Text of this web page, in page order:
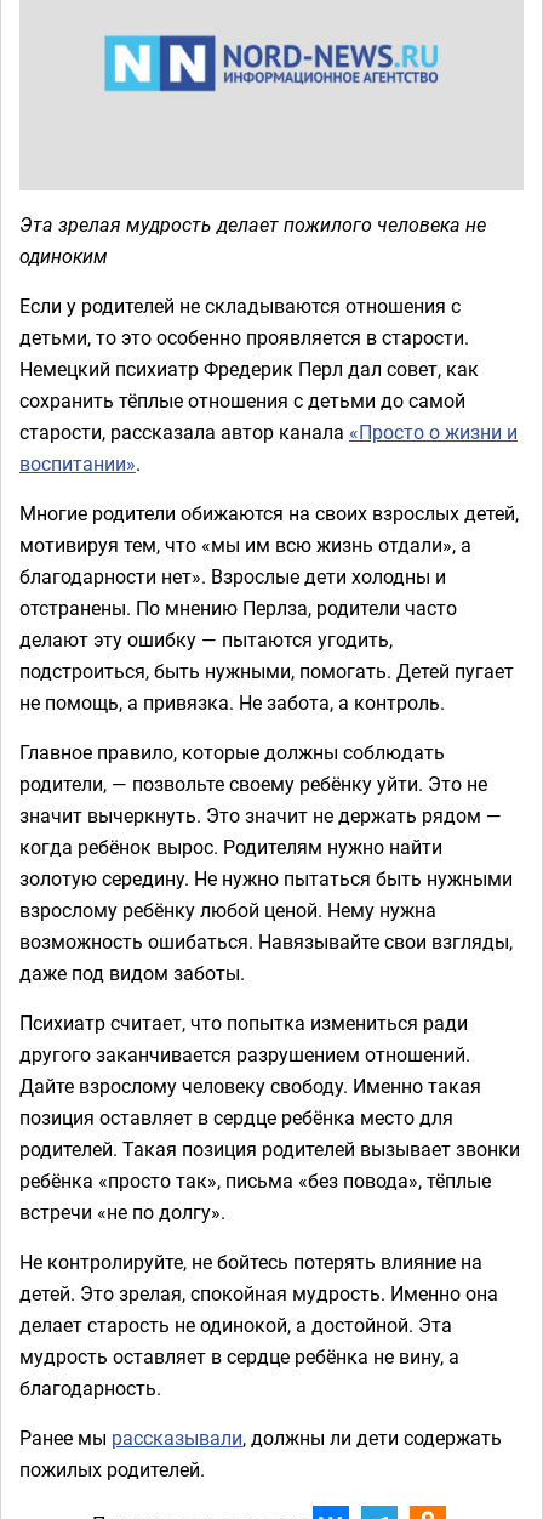
Эта зрелая мудрость делает пожилого человека не
одиноким
Если у родителей не складываются отношения с
детьми, то это особенно проявляется в старости.
Немецкий психиатр Фредерик Перл дал совет, как
сохранить тёплые отношения с детьми до самой
старости, рассказала автор канала «Просто о жизни и
воспитании».
Многие родители обижаются на своих взрослых детей,
мотивируя тем, что «мы им всю жизнь отдали», а
благодарности нет». Взрослые дети холодны и
отстранены. По мнению Перлза, родители часто
делают эту ошибку — пытаются угодить,
подстроиться, быть нужными, помогать. Детей пугает
не помощь, а привязка. Не забота, а контроль.
Главное правило, которые должны соблюдать
родители, — позвольте своему ребёнку уйти. Это не
значит вычеркнуть. Это значит не держать рядом —
когда ребёнок вырос. Родителям нужно найти
золотую середину. Не нужно пытаться быть нужными
взрослому ребёнку любой ценой. Нему нужна
возможность ошибаться. Навязывайте свои взгляды,
даже под видом заботы.
Психиатр считает, что попытка измениться ради
другого заканчивается разрушением отношений.
Дайте взрослому человеку свободу. Именно такая
позиция оставляет в сердце ребёнка место для
родителей. Такая позиция родителей вызывает звонки
ребёнка «просто так», письма «без повода», тёплые
встречи «не по долгу».
Не контролируйте, не бойтесь потерять влияние на
детей. Это зрелая, спокойная мудрость. Именно она
делает старость не одинокой, а достойной. Эта
мудрость оставляет в сердце ребёнка не вину, а
благодарность.
Ранее мы рассказывали, должны ли дети содержать
пожилых родителей.